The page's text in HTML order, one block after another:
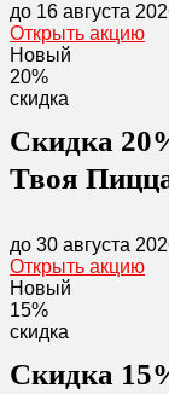
до 16 августа
Открыть акцию
Новый
20%
скидка
Скидка
Твоя
до 30 августа
Открыть акцию
Новый
15%
скидка
Скидка